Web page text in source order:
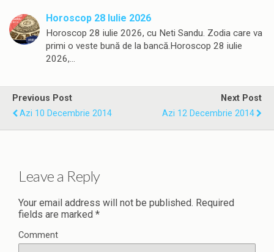
Horoscop 28 Iulie 2026
Horoscop 28 iulie 2026, cu Neti Sandu. Zodia care va
primi o veste bună de la bancă.Horoscop 28 iulie
2026,…
Previous Post
Azi 10 Decembrie 2014
Next Post
Azi 12 Decembrie 2014
Leave a Reply
Your email address will not be published. Required
fields are marked *
Comment